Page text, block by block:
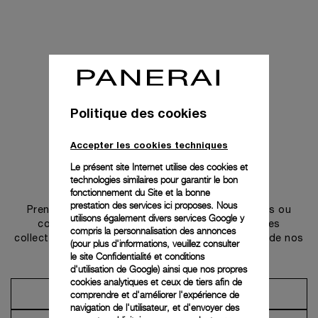
Prendre contact
Prenez rendez-vous dans l’une de nos boutiques ou
contactez notre conciergerie pour découvrir les
collections et bénéficier des conseils ou services de nos
ambassadeurs.
Prendre un rendez-vous
Politique des cookies
Accepter les cookies techniques
Le présent site Internet utilise des cookies et
technologies similaires pour garantir le bon
fonctionnement du Site et la bonne
prestation des services ici proposes. Nous
utilisons également divers services Google y
compris la personnalisation des annonces
(pour plus d'informations, veuillez consulter
le site Confidentialité et conditions
d'utilisation de Google) ainsi que nos propres
cookies analytiques et ceux de tiers afin de
comprendre et d'améliorer l'expérience de
navigation de l'utilisateur, et d'envoyer des